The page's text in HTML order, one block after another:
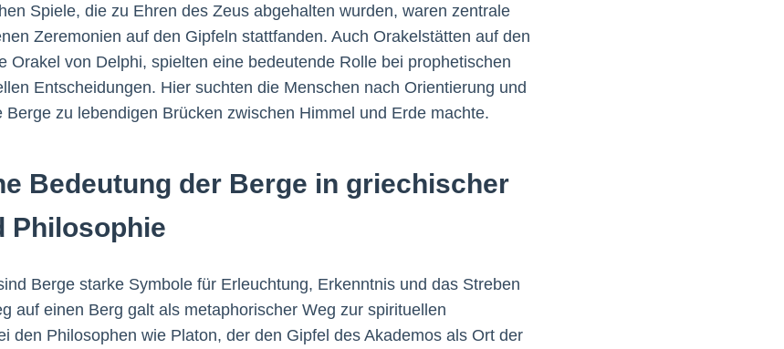
Spiele, die zu Ehren des Zeus abgehalten wurden, waren zentrale
Zeremonien auf den Gipfeln stattfanden. Auch Orakelstätten auf den
Orakel von Delphi, spielten eine bedeutende Rolle bei prophetischen
Entscheidungen. Hier suchten die Menschen nach Orientierung und
zu lebendigen Brücken zwischen Himmel und Erde machte.
Bedeutung der Berge in griechischer
Philosophie
Berge starke Symbole für Erleuchtung, Erkenntnis und das Streben
auf einen Berg galt als metaphorischer Weg zur spirituellen
den Philosophen wie Platon, der den Gipfel des Akademos als Ort der